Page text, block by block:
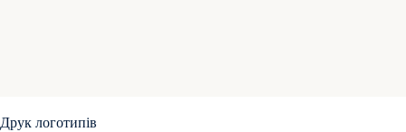
Друк логотипів